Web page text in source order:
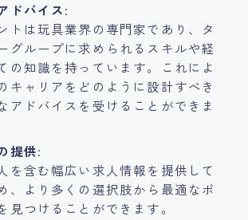
ドバイス:
トは玩具業界の専門家であり、タ
グループに求められるスキルや経
の知識を持っています。これによ
キャリアをどのように設計すべき
アドバイスを受けることができま
提供:
を含む幅広い求人情報を提供して
、より多くの選択肢から最適なポ
見つけることができます。